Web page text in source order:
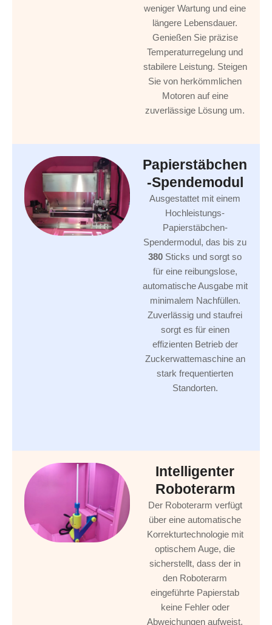
weniger Wartung und eine
längere Lebensdauer.
Genießen Sie präzise
Temperaturregelung und
stabilere Leistung. Steigen
Sie von herkömmlichen
Motoren auf eine
zuverlässige Lösung um.
Papierstäbchen
-Spendemodul
Ausgestattet mit einem
Hochleistungs-
Papierstäbchen-
Spendermodul, das bis zu
380 Sticks und sorgt so
für eine reibungslose,
automatische Ausgabe mit
minimalem Nachfüllen.
Zuverlässig und staufrei
sorgt es für einen
effizienten Betrieb der
Zuckerwattemaschine an
stark frequentierten
Standorten.
Intelligenter
Roboterarm
Der Roboterarm verfügt
über eine automatische
Korrekturtechnologie mit
optischem Auge, die
sicherstellt, dass der in
den Roboterarm
eingeführte Papierstab
keine Fehler oder
Abweichungen aufweist,